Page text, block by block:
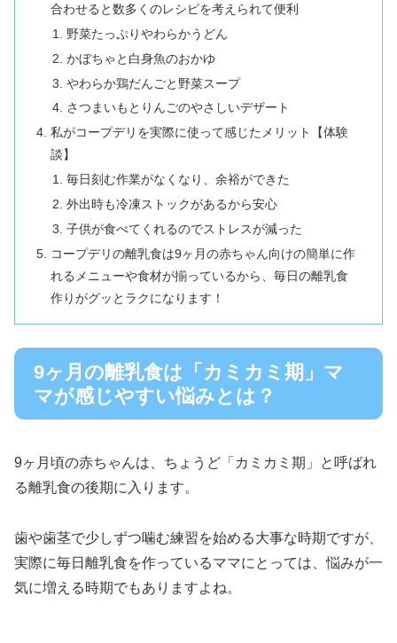
合わせると数多くのレシピを考えられて便利
野菜たっぷりやわらかうどん
かぼちゃと白身魚のおかゆ
やわらか鶏だんごと野菜スープ
さつまいもとりんごのやさしいデザート
私がコープデリを実際に使って感じたメリット【体験
談】
毎日刻む作業がなくなり、余裕ができた
外出時も冷凍ストックがあるから安心
子供が食べてくれるのでストレスが減った
コープデリの離乳食は9ヶ月の赤ちゃん向けの簡単に作
れるメニューや食材が揃っているから、毎日の離乳食
作りがグッとラクになります！
9ヶ月の離乳食は「カミカミ期」マ
マが感じやすい悩みとは？
9ヶ月頃の赤ちゃんは、ちょうど「カミカミ期」と呼ばれ
る離乳食の後期に入ります。
歯や歯茎で少しずつ噛む練習を始める大事な時期ですが、
実際に毎日離乳食を作っているママにとっては、悩みが一
気に増える時期でもありますよね。